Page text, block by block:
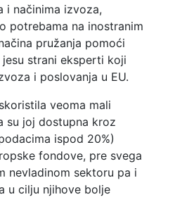
i načinima izvoza,
potrebama na inostranim
pružanja pomoći
strani eksperti koji
i poslovanja u EU.
veoma mali
su joj dostupna kroz
ispod 20%)
fondove, pre svega
nevladinom sektoru pa i
u cilju njihove bolje